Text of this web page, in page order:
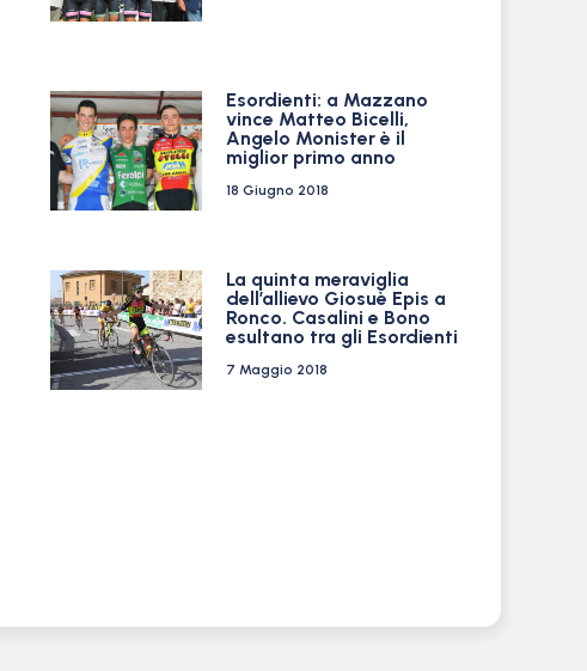
Esordienti: a Mazzano
vince Matteo Bicelli,
Angelo Monister è il
miglior primo anno
18 Giugno 2018
La quinta meraviglia
dell’allievo Giosuè Epis a
Ronco. Casalini e Bono
esultano tra gli Esordienti
7 Maggio 2018